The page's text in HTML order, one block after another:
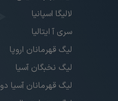
لالیگا اسپانیا
سری آ ایتالیا
لیگ قهرمانان اروپا
لیگ نخبگان آسیا
لیگ قهرمانان آسیا دو